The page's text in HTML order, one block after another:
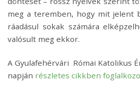
meg a teremben, hogy mit jelent
ráadásul sokak számára
valósult meg ekkor.
A Gyulafehérvári Római Katolikus
napján részletes cikkben